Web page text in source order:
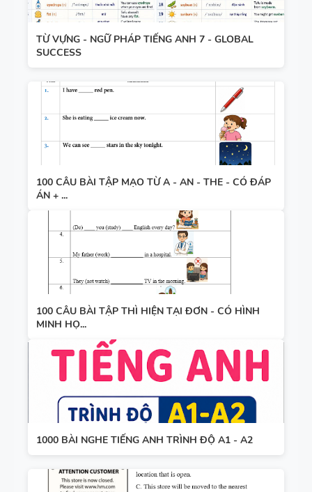
TỪ VỰNG - NGỮ PHÁP TIẾNG ANH 7 - GLOBAL
SUCCESS
100 CÂU BÀI TẬP MẠO TỪ A - AN - THE - CÓ ĐÁP
ÁN + ...
100 CÂU BÀI TẬP THÌ HIỆN TẠI ĐƠN - CÓ HÌNH
MINH HỌ...
1000 BÀI NGHE TIẾNG ANH TRÌNH ĐỘ A1 - A2